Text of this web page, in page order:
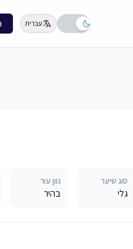
עברית
סוג שיער
גלי
גוון עור
בהיר